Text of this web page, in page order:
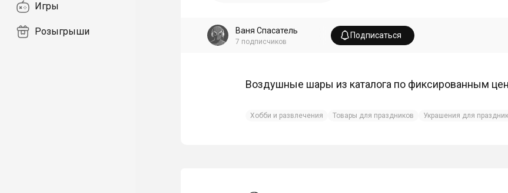
Игры
Розыгрыши Ваня Спасатель
7 подписчиков
Подписаться
Воздушные шары из каталога по фиксированным
Хобби и развлечения Товары для праздников Украшения для